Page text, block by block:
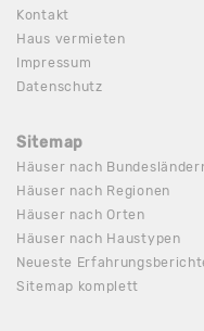
Kontakt
Haus vermieten
Impressum
Datenschutz
Sitemap
Häuser nach
Häuser nach Regionen
Häuser nach Orten
Häuser nach Haustypen
Neueste
Sitemap komplett